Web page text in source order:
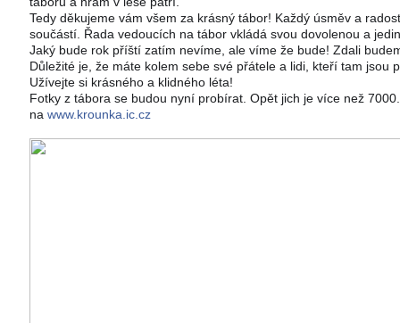
Tedy děkujeme vám všem za krásný tábor! Každý úsměv a
součástí. Řada vedoucích na tábor vkládá svou dovolenou a
Jaký bude rok příští zatím nevíme, ale víme že bude! Zdali
Důležité je, že máte kolem sebe své přátele a lidi, kteří tam jsou
Užívejte si krásného a klidného léta!
Fotky z tábora se budou nyní probírat. Opět jich je více než
na www.krounka.ic.cz